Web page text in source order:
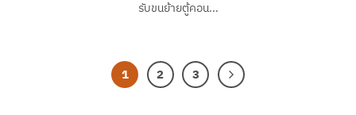
รับขนย้ายตู้คอน...
1 2 3